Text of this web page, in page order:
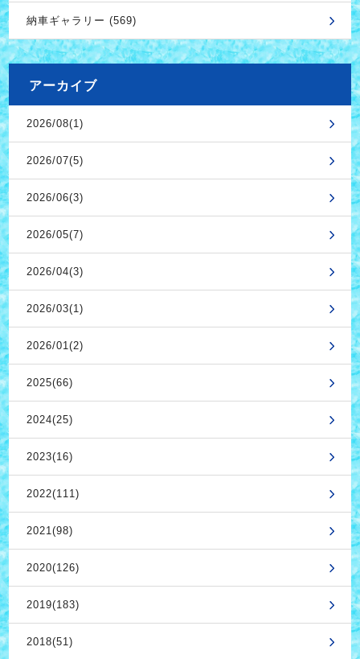
納車ギャラリー (569)
アーカイブ
2026/08(1)
2026/07(5)
2026/06(3)
2026/05(7)
2026/04(3)
2026/03(1)
2026/01(2)
2025(66)
2024(25)
2023(16)
2022(111)
2021(98)
2020(126)
2019(183)
2018(51)